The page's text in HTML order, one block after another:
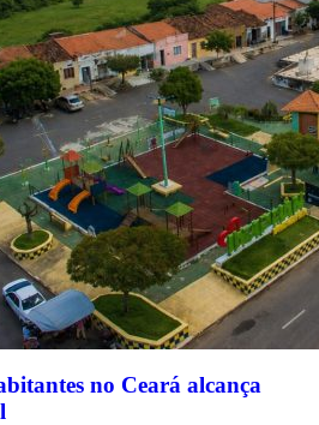
no Ceará alcança